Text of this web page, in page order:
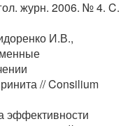
журн. 2006. № 4. C.
И.В.,
// Consilium
эффективности